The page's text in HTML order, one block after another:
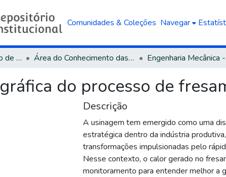
Comunidades & Coleções Navegar
Trabalhos de Conclusão de Curso Área do Conhecimento das Engenharias
do processo de
Descrição
A usinagem tem emergido como uma
estratégica dentro da indústria
transformações impulsionadas pelo
Nesse contexto, o calor gerado no
monitoramento para entender melhor a